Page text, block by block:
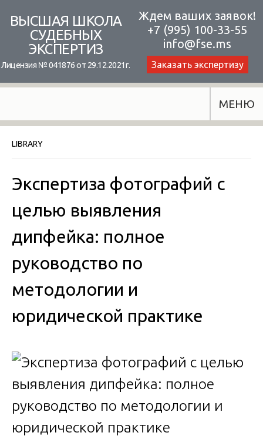
content
ВЫСШАЯ ШКОЛА
СУДЕБНЫХ
ЭКСПЕРТИЗ
Лицензия № 041876 от 29.12.2021г.
Ждем ваших заявок!
+7 (995) 100-33-55
info@fse.ms
Заказать экспертизу
МЕНЮ
LIBRARY
Экспертиза фотографий с
целью выявления
дипфейка: полное
руководство по
методологии и
юридической практике